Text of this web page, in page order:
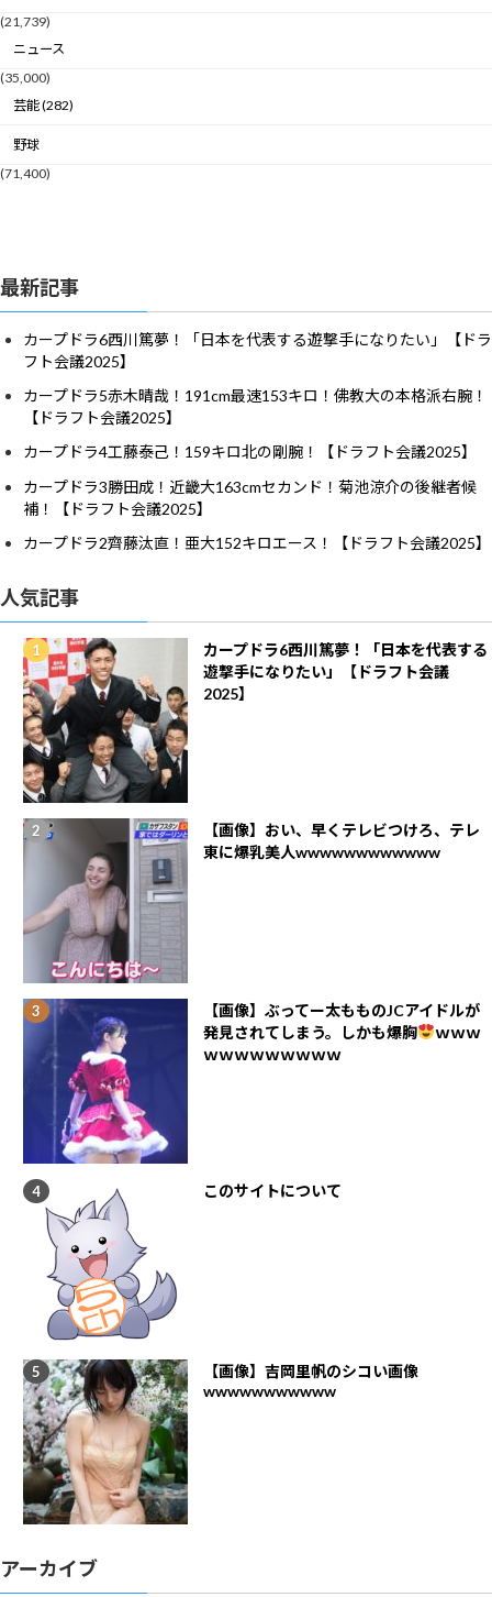
(21,739)
ニュース
(35,000)
芸能 (282)
野球
(71,400)
最新記事
カープドラ6西川篤夢！「日本を代表する遊撃手になりたい」【ドラ
フト会議2025】
カープドラ5赤木晴哉！191cm最速153キロ！佛教大の本格派右腕！
【ドラフト会議2025】
カープドラ4工藤泰己！159キロ北の剛腕！【ドラフト会議2025】
カープドラ3勝田成！近畿大163cmセカンド！菊池涼介の後継者候
補！【ドラフト会議2025】
カープドラ2齊藤汰直！亜大152キロエース！【ドラフト会議2025】
人気記事
カープドラ6西川篤夢！「日本を代表する
遊撃手になりたい」【ドラフト会議
2025】
【画像】おい、早くテレビつけろ、テレ
東に爆乳美人wwwwwwwwwwww
【画像】ぶってー太もものJCアイドルが
発見されてしまう。しかも爆胸
ｗｗｗ
ｗｗｗｗｗｗｗｗｗ
このサイトについて
【画像】吉岡里帆のシコい画像
wwwwwwwwwww
アーカイブ